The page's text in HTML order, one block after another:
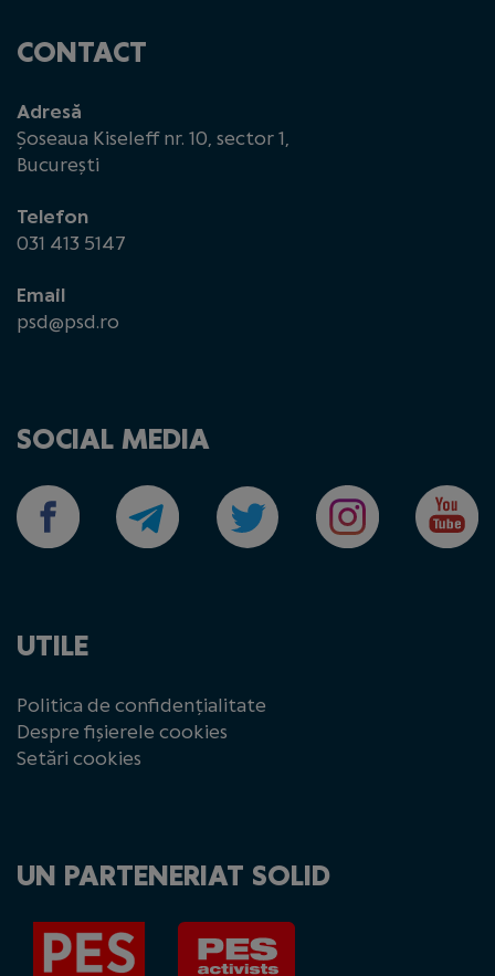
CONTACT
Adresă
Șoseaua Kiseleff nr. 10, sector 1,
București
Telefon
031 413 5147
Email
psd@psd.ro
SOCIAL MEDIA
UTILE
Politica de confidențialitate
Despre fișierele cookies
Setări cookies
UN PARTENERIAT SOLID